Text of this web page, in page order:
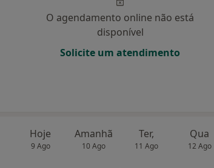
O agendamento online não está
disponível
Solicite um atendimento
Hoje
9 Ago
Amanhã
10 Ago
Ter,
11 Ago
Qua
12 Ago